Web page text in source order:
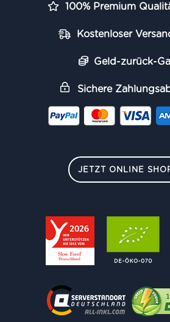
100% Premium
Kostenloser
Geld-zurück-
Sichere
JETZT ONLINE